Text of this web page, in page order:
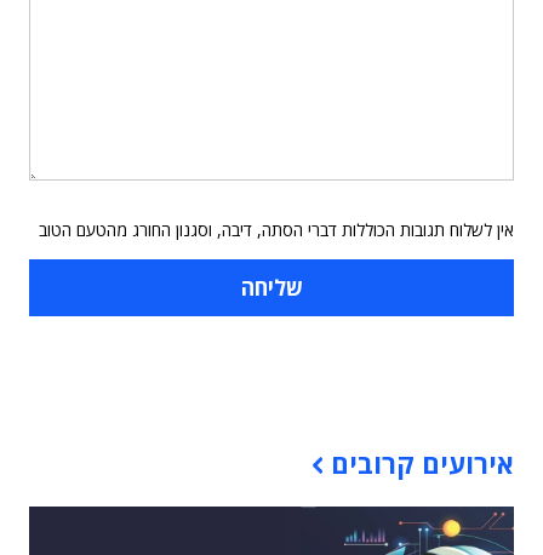
אין לשלוח תגובות הכוללות דברי הסתה, דיבה, וסגנון החורג מהטעם הטוב
אירועים קרובים